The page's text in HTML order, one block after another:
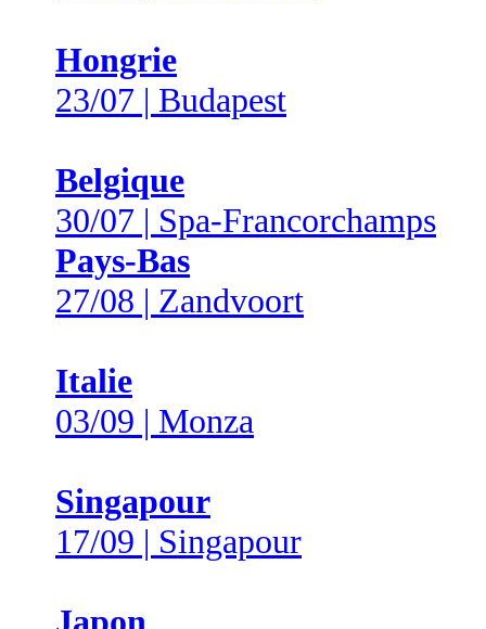
Hongrie
23/07 | Budapest
Belgique
30/07 | Spa-Francorchamps
Pays-Bas
27/08 | Zandvoort
Italie
03/09 | Monza
Singapour
17/09 | Singapour